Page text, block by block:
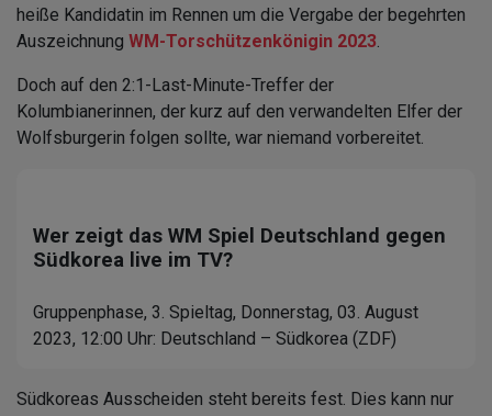
heiße Kandidatin im Rennen um die Vergabe der begehrten
Auszeichnung WM-Torschützenkönigin 2023
Doch auf den 2:1-Last-Minute-Treffer der
Kolumbianerinnen, der kurz auf den verwandelten Elfer der
Wolfsburgerin folgen sollte, war niemand vorbereitet.
Wer zeigt das WM Spiel Deutschland gegen
Südkorea live im TV?
Gruppenphase, 3. Spieltag, Donnerstag, 03. August
2023, 12:00 Uhr: Deutschland – Südkorea (ZDF)
Südkoreas Ausscheiden steht bereits fest. Dies kann nur